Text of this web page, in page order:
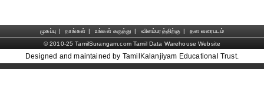
முகப்பு | நாங்கள் | உங்கள் கருத்து | விளம்பரத்திற்கு |
தள வரைபடம்
© 2010-25 TamilSurangam.com Tamil Data Warehouse Website
Designed and maintained by TamilKalanjiyam Educational Trust.